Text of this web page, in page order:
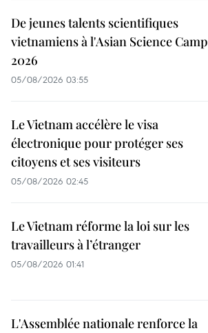
De jeunes talents scientifiques
vietnamiens à l'Asian Science Camp
2026
05/08/2026 03:55
Le Vietnam accélère le visa
électronique pour protéger ses
citoyens et ses visiteurs
05/08/2026 02:45
Le Vietnam réforme la loi sur les
travailleurs à l’étranger
05/08/2026 01:41
L'Assemblée nationale renforce la